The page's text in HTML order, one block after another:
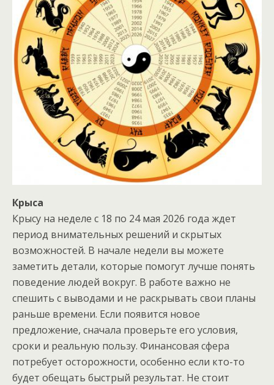
Крыса
Крысу на неделе с 18 по 24 мая 2026 года ждет
период внимательных решений и скрытых
возможностей. В начале недели вы можете
заметить детали, которые помогут лучше понять
поведение людей вокруг. В работе важно не
спешить с выводами и не раскрывать свои планы
раньше времени. Если появится новое
предложение, сначала проверьте его условия,
сроки и реальную пользу. Финансовая сфера
потребует осторожности, особенно если кто-то
будет обещать быстрый результат. Не стоит